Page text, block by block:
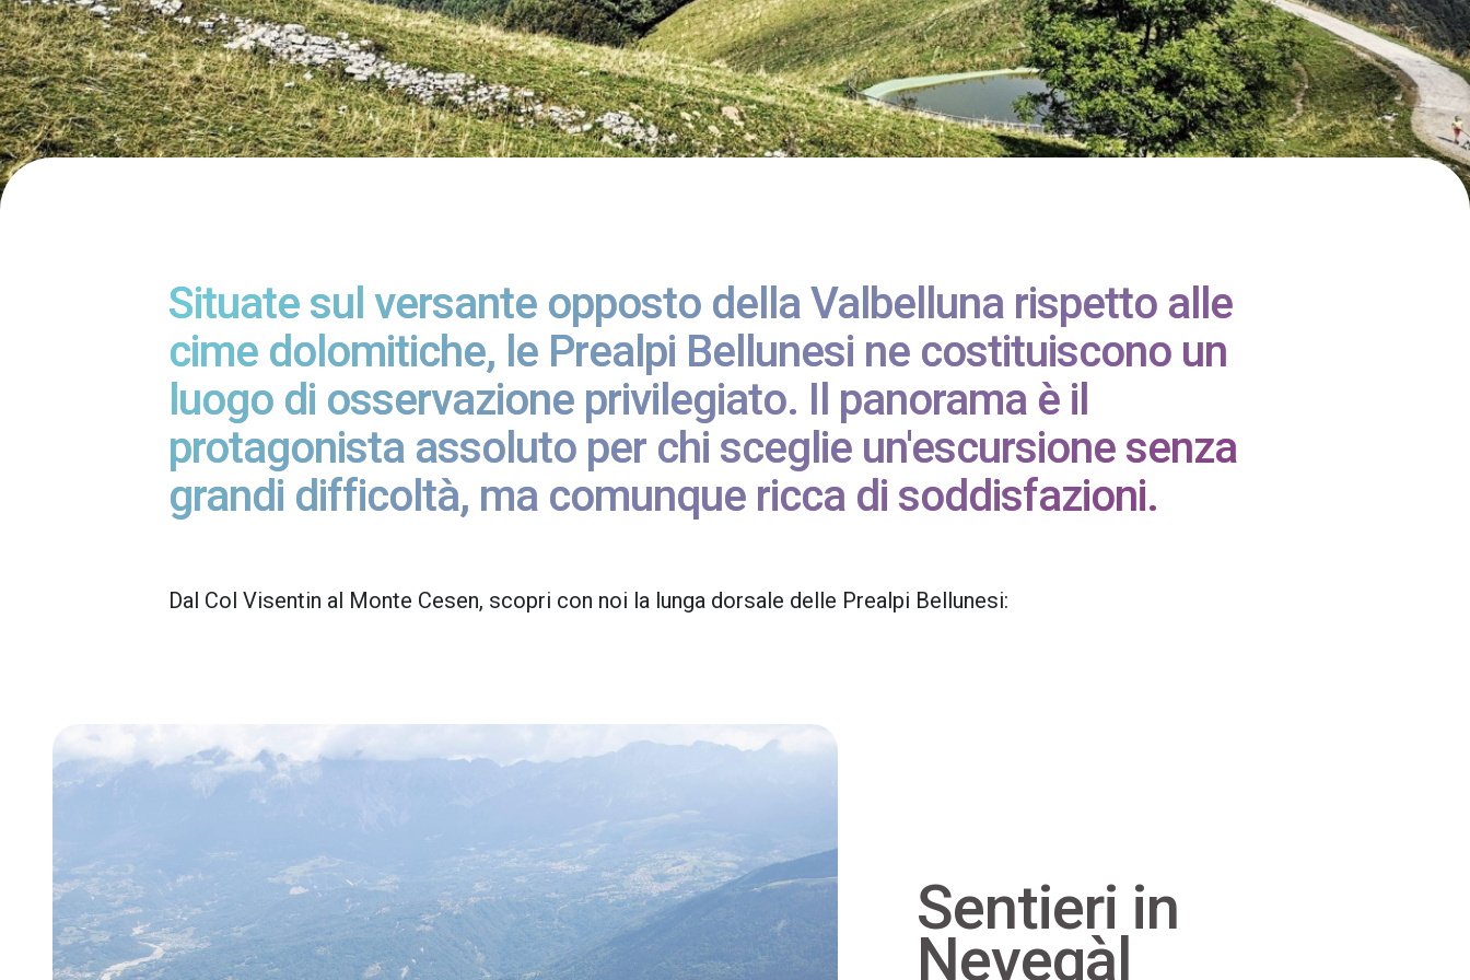
Situate sul versante opposto della Valbelluna rispetto alle
cime dolomitiche, le Prealpi Bellunesi ne costituiscono un
luogo di osservazione privilegiato. Il panorama è il
protagonista assoluto per chi sceglie un'escursione senza
grandi difficoltà, ma comunque ricca di soddisfazioni.
Dal Col Visentin al Monte Cesen, scopri con noi la lunga dorsale delle Prealpi Bellunesi:
Sentieri in
Nevegàl